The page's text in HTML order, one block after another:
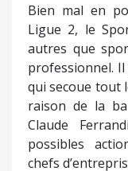
Bien mal en
Ligue 2, le
autres que
professionnel.
qui secoue tout
raison de la
Claude
possibles
chefs